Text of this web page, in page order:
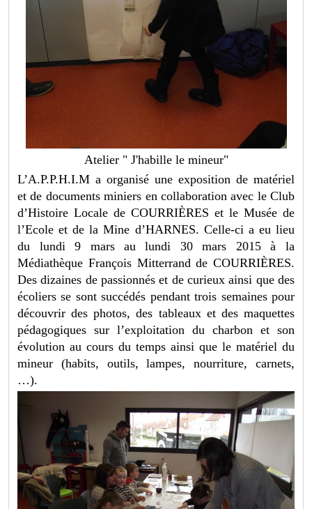
Atelier " J'habille le mineur"
L’A.P.P.H.I.M a organisé une exposition de matériel
et de documents miniers en collaboration avec le Club
d’Histoire Locale de COURRIÈRES et le Musée de
l’Ecole et de la Mine d’HARNES. Celle-ci a eu lieu
du lundi 9 mars au lundi 30 mars 2015 à la
Médiathèque François Mitterrand de COURRIÈRES.
Des dizaines de passionnés et de curieux ainsi que des
écoliers se sont succédés pendant trois semaines pour
découvrir des photos, des tableaux et des maquettes
pédagogiques sur l’exploitation du charbon et son
évolution au cours du temps ainsi que le matériel du
mineur (habits, outils, lampes, nourriture, carnets,
…).